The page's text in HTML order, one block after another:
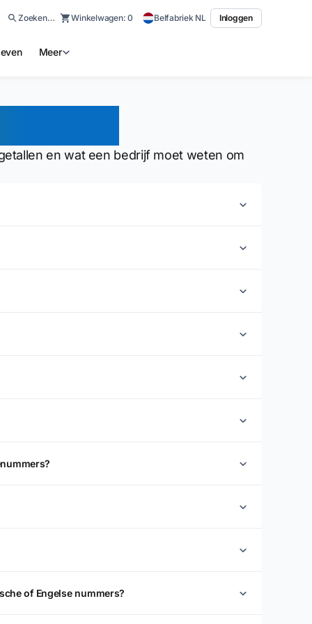
Zoeken… Winkelwagen:0 Belfabriek NL Inloggen
Meer
en wat een bedrijf moet weten om
of Engelse nummers?